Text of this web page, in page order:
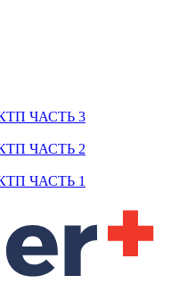
КТП ЧАСТЬ 3
КТП ЧАСТЬ 2
КТП ЧАСТЬ 1